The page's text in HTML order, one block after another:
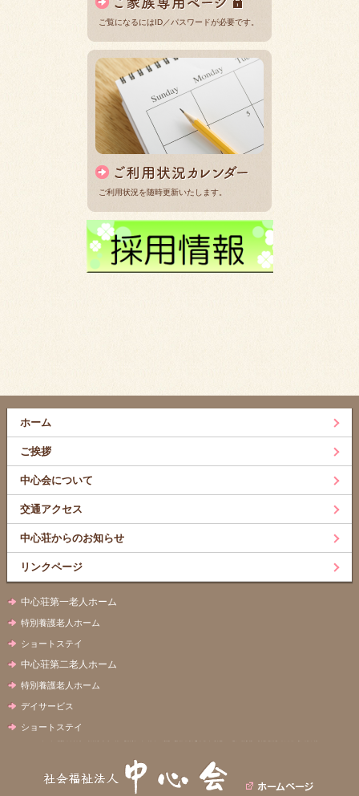
ご覧になるにはID／パスワードが必要です。
ご利用状況を随時更新いたします。
ホーム
ご挨拶
中心会について
交通アクセス
中心荘からのお知らせ
リンクページ
中心荘第一老人ホーム
特別養護老人ホーム
ショートステイ
中心荘第二老人ホーム
特別養護老人ホーム
デイサービス
ショートステイ